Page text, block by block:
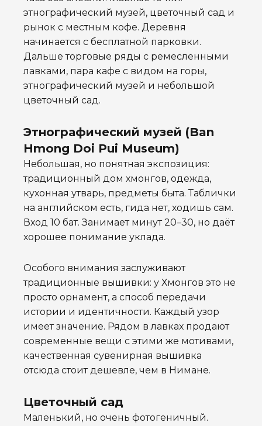
этнографический музей, цветочный сад и
рынок с местным кофе. Деревня
начинается с бесплатной парковки.
Дальше торговые ряды с ремесленными
лавками, пара кафе с видом на горы,
этнографический музей и небольшой
цветочный сад.
Этнографический музей (Ban
Hmong Doi Pui Museum)
Небольшая, но понятная экспозиция:
традиционный дом хмонгов, одежда,
кухонная утварь, предметы быта. Таблички
на английском есть, гида нет, ходишь сам.
Вход 10 бат. Занимает минут 20–30, но даёт
хорошее понимание уклада.
Особого внимания заслуживают
традиционные вышивки: у Хмонгов это не
просто орнамент, а способ передачи
истории и идентичности. Каждый узор
имеет значение. Рядом в лавках продают
современные вещи с этими же мотивами,
качественная сувенирная вышивка
отсюда стоит дешевле, чем в Нимане.
Цветочный сад
Маленький, но очень фотогеничный.